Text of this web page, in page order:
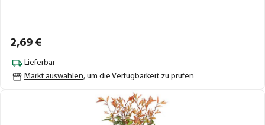
2,69 €
Lieferbar
Markt auswählen, um die Verfügbarkeit zu prüfen